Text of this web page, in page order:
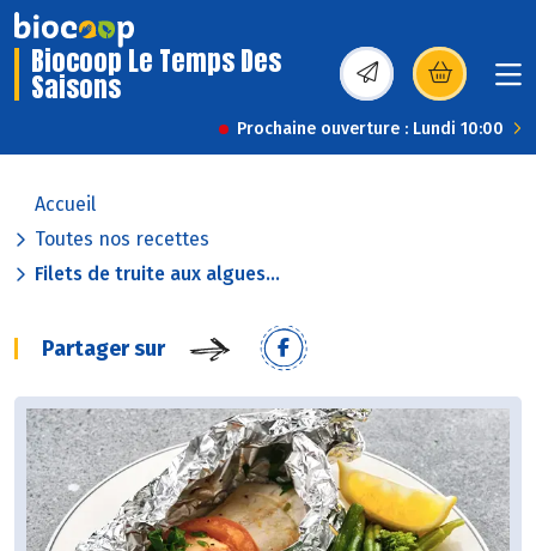
Biocoop Le Temps Des
Saisons (s’ouvre dans une
Prochaine ouverture : Lundi 10:00
Accueil
Toutes nos recettes
Filets de truite aux algues...
Partager sur